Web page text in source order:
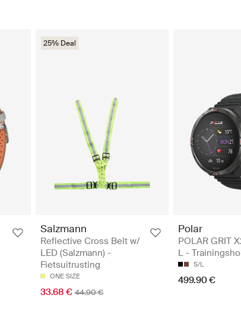
25% Deal
Salzmann
Reflective Cross Belt w/
LED (Salzmann) -
Fietsuitrusting
ONE SIZE
33.68 € 44.90 €
Polar
POLAR GRIT
L -
S/L
499.90 €